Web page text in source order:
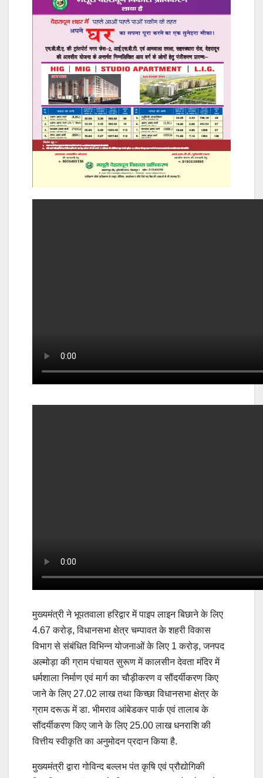
मुख्यमंत्री ने भूपतवाला हरिद्वार में पाइप लाइन बिछाने के लिए
4.67 करोड़, विधानसभा क्षेत्र चम्पावत के शहरी विकास
विभाग से संबंधित विभिन्न योजनाओं के लिए 1 करोड़, जनपद
अल्मोड़ा की ग्राम पंचायत सुरूण में कालसीन देवता मंदिर में
धर्मशाला निर्माण एवं मार्ग का चौड़ीकरण व सौंदर्यीकरण किए
जाने के लिए 27.02 लाख तथा किच्छा विधानसभा क्षेत्र के
ग्राम दरूऊ में डा. भीमराव आंबेडकर पार्क एवं तालाब के
सौंदर्यीकरण किए जाने के लिए 25.00 लाख धनराशि की
वित्तीय स्वीकृति का अनुमोदन प्रदान किया है.
मुख्यमंत्री द्वारा गोविन्द बल्लभ पंत कृषि एवं प्रौद्योगिकी